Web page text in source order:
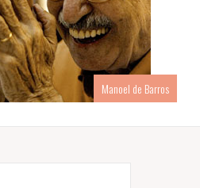
Manoel de Barros